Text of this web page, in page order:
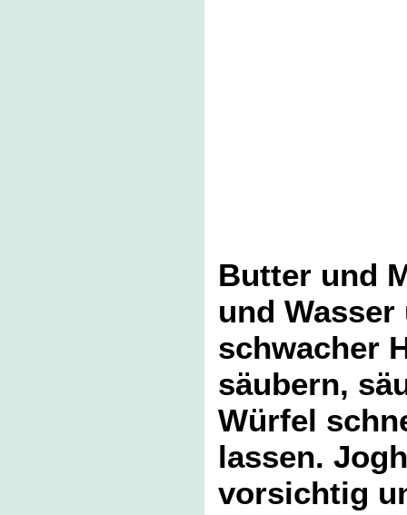
Butter und
und
schwacher
säubern,
Würfel
lassen.
vorsichtig